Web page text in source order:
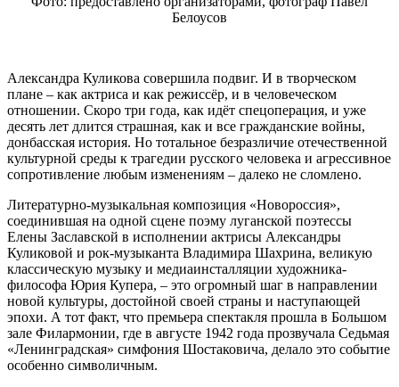
–
«Новороссия»
на
сцене
Большого
зала
Филармонии
им.
Д.
Шостаковича
Белоусов
Александра Куликова совершила подвиг. И в творческом
плане – как актриса и как режиссёр, и в человеческом
отношении. Скоро три года, как идёт спецоперация, и уже
десять лет длится страшная, как и все гражданские войны,
донбасская история. Но тотальное безразличие отечественной
культурной среды к трагедии русского человека и агрессивное
сопротивление любым изменениям – далеко не сломлено.
Литературно-музыкальная композиция «Новороссия»,
соединившая на одной сцене поэму луганской поэтессы
Елены Заславской в исполнении актрисы Александры
Куликовой и рок-музыканта Владимира Шахрина, великую
классическую музыку и медиаинсталляции художника-
философа Юрия Купера, – это огромный шаг в направлении
новой культуры, достойной своей страны и наступающей
эпохи. А тот факт, что премьера спектакля прошла в Большом
зале Филармонии, где в августе 1942 года прозвучала Седьмая
«Ленинградская» симфония Шостаковича, делало это событие
особенно символичным.